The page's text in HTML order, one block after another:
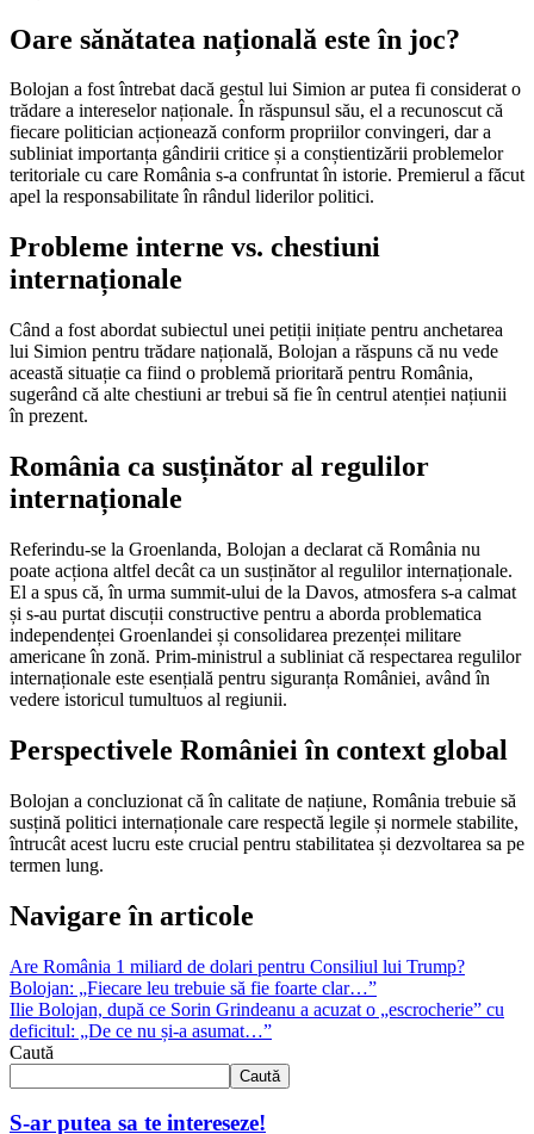
Oare sănătatea națională este în joc?
Bolojan a fost întrebat dacă gestul lui Simion ar putea fi considerat o
trădare a intereselor naționale. În răspunsul său, el a recunoscut că
fiecare politician acționează conform propriilor convingeri, dar a
subliniat importanța gândirii critice și a conștientizării problemelor
teritoriale cu care România s-a confruntat în istorie. Premierul a făcut
apel la responsabilitate în rândul liderilor politici.
Probleme interne vs. chestiuni
internaționale
Când a fost abordat subiectul unei petiții inițiate pentru anchetarea
lui Simion pentru trădare națională, Bolojan a răspuns că nu vede
această situație ca fiind o problemă prioritară pentru România,
sugerând că alte chestiuni ar trebui să fie în centrul atenției națiunii
în prezent.
România ca susținător al regulilor
internaționale
Referindu-se la Groenlanda, Bolojan a declarat că România nu
poate acționa altfel decât ca un susținător al regulilor internaționale.
El a spus că, în urma summit-ului de la Davos, atmosfera s-a calmat
și s-au purtat discuții constructive pentru a aborda problematica
independenței Groenlandei și consolidarea prezenței militare
americane în zonă. Prim-ministrul a subliniat că respectarea regulilor
internaționale este esențială pentru siguranța României, având în
vedere istoricul tumultuos al regiunii.
Perspectivele României în context global
Bolojan a concluzionat că în calitate de națiune, România trebuie să
susțină politici internaționale care respectă legile și normele stabilite,
întrucât acest lucru este crucial pentru stabilitatea și dezvoltarea sa pe
termen lung.
Navigare în articole
Are România 1 miliard de dolari pentru Consiliul lui Trump?
Bolojan: „Fiecare leu trebuie să fie foarte clar…”
Ilie Bolojan, după ce Sorin Grindeanu a acuzat o „escrocherie” cu
deficitul: „De ce nu și-a asumat…”
Caută
Caută
S-ar putea sa te intereseze!